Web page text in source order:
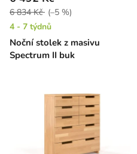
Noční stolek z masivu
Spectrum II buk
6 834 Kč (–5 %)
4 - 7 týdnů